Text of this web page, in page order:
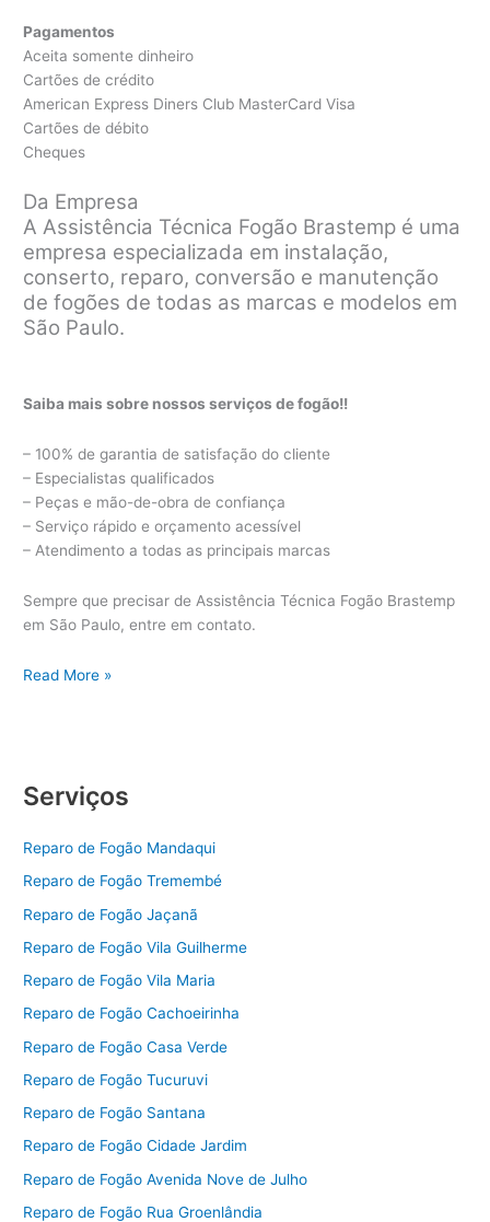
Pagamentos
Aceita somente dinheiro
Cartões de crédito
American Express Diners Club MasterCard Visa
Cartões de débito
Cheques
Da Empresa
A Assistência Técnica Fogão Brastemp é uma
empresa especializada em instalação,
conserto, reparo, conversão e manutenção
de fogões de todas as marcas e modelos em
São Paulo.
Saiba mais sobre nossos serviços de fogão!!
– 100% de garantia de satisfação do cliente
– Especialistas qualificados
– Peças e mão-de-obra de confiança
– Serviço rápido e orçamento acessível
– Atendimento a todas as principais marcas
Sempre que precisar de Assistência Técnica Fogão Brastemp
em São Paulo, entre em contato.
Assistência
Read More »
Serviços
Reparo de Fogão Mandaqui
Reparo de Fogão Tremembé
Reparo de Fogão Jaçanã
Reparo de Fogão Vila Guilherme
Reparo de Fogão Vila Maria
Reparo de Fogão Cachoeirinha
Reparo de Fogão Casa Verde
Reparo de Fogão Tucuruvi
Reparo de Fogão Santana
Reparo de Fogão Cidade Jardim
Reparo de Fogão Avenida Nove de Julho
Reparo de Fogão Rua Groenlândia